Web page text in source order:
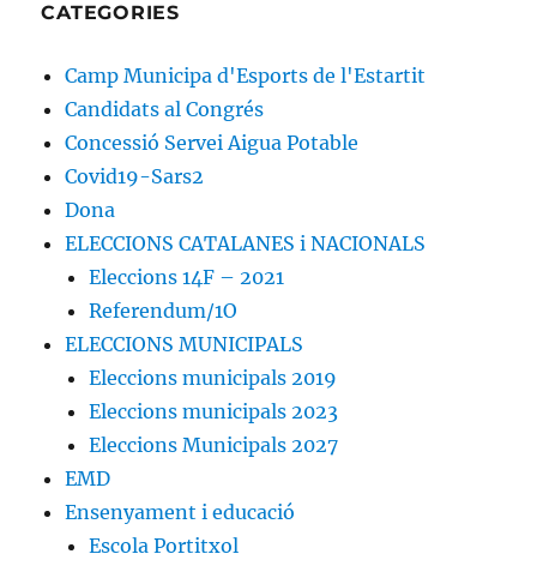
CATEGORIES
Camp Municipa d'Esports de l'Estartit
Candidats al Congrés
Concessió Servei Aigua Potable
Covid19-Sars2
Dona
ELECCIONS CATALANES i NACIONALS
Eleccions 14F – 2021
Referendum/1O
ELECCIONS MUNICIPALS
Eleccions municipals 2019
Eleccions municipals 2023
Eleccions Municipals 2027
EMD
Ensenyament i educació
Escola Portitxol